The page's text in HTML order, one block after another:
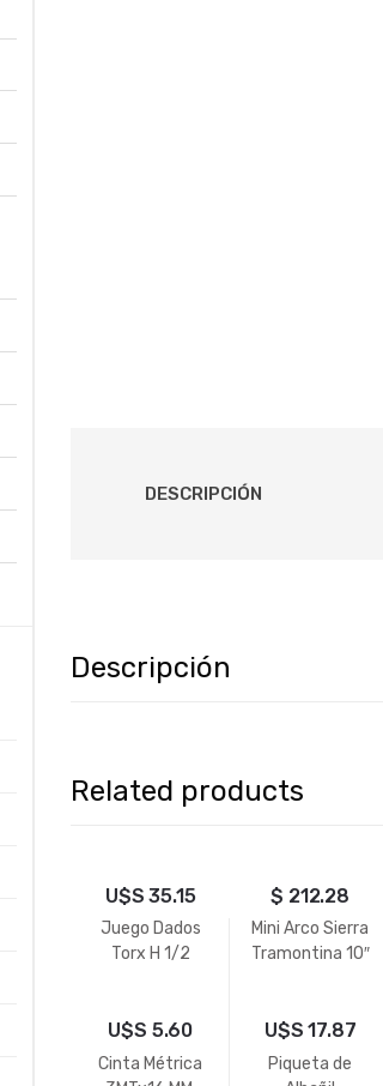
DESCRIPCIÓN
Descripción
Related products
U$S35.15
Juego Dados
Torx H 1/2
$ 212.28
Mini Arco Sierra
Tramontina 10″
U$S 5.60
Cinta Métrica
U$S17.87
Piqueta de